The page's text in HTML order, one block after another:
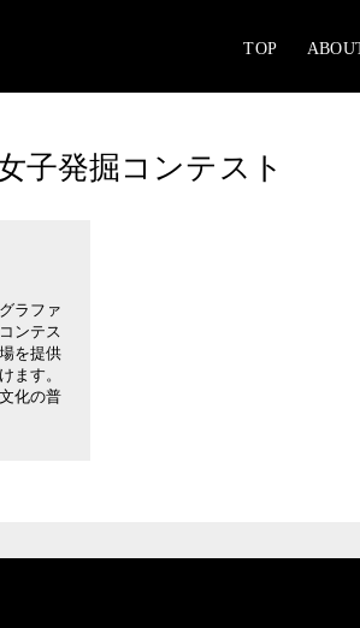
TOP
子発掘コンテスト
ラファ
ンテス
を提供
ます。
化の普